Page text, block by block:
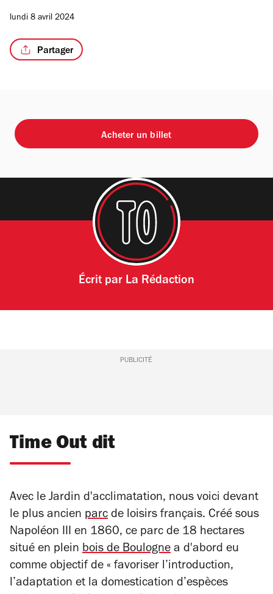
lundi 8 avril 2024
Partager
Acheter un billet
Écrit par La Rédaction
PUBLICITÉ
Time Out dit
Avec le Jardin d'acclimatation, nous voici devant
le plus ancien parc de loisirs français. Créé sous
Napoléon III en 1860, ce parc de 18 hectares
situé en plein bois de Boulogne a d'abord eu
comme objectif de « favoriser l’introduction,
l’adaptation et la domestication d’espèces